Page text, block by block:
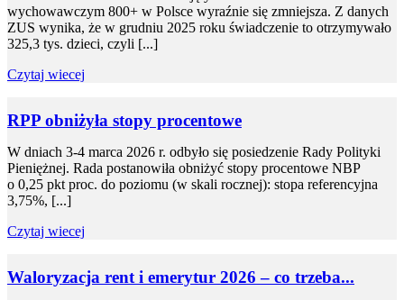
wychowawczym 800+ w Polsce wyraźnie się zmniejsza. Z danych
ZUS wynika, że w grudniu 2025 roku świadczenie to otrzymywało
325,3 tys. dzieci, czyli [...]
Czytaj wiecej
RPP obniżyła stopy procentowe
W dniach 3-4 marca 2026 r. odbyło się posiedzenie Rady Polityki
Pieniężnej. Rada postanowiła obniżyć stopy procentowe NBP
o 0,25 pkt proc. do poziomu (w skali rocznej): stopa referencyjna
3,75%, [...]
Czytaj wiecej
Waloryzacja rent i emerytur 2026 – co trzeba...